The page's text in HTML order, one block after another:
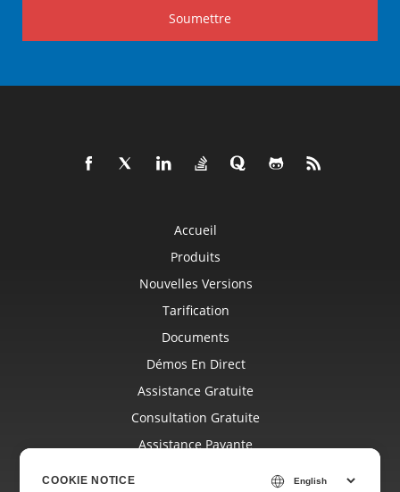
Soumettre
Accueil
Produits
Nouvelles Versions
Tarification
Documents
Démos En Direct
Assistance Gratuite
Consultation Gratuite
Assistance Payante
COOKIE NOTICE